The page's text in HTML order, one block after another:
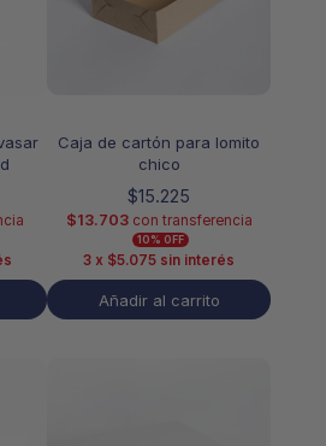
Caja de cartón para lomito
chico
$15.225
$13.703 con transferencia
10% OFF
3 x $5.075 sin interés
Añadir al carrito